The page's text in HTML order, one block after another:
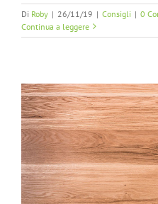
Di Roby | 26/11/19 | Consigli | 0
Continua a leggere